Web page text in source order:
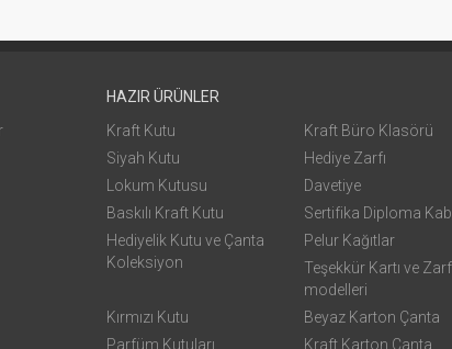
HAZIR ÜRÜNLER
Kraft Kutu
Kraft Büro Klasörü
Siyah Kutu
Hediye Zarfı
Lokum Kutusu
Davetiye
Baskılı Kraft Kutu
Sertifika Diploma
Hediyelik Kutu ve Çanta
Koleksiyon
Pelur Kağıtlar
Teşekkür Kartı ve Zarf
modelleri
Kırmızı Kutu
Beyaz Karton Çanta
Parfüm Kutuları
Kraft Karton Çanta